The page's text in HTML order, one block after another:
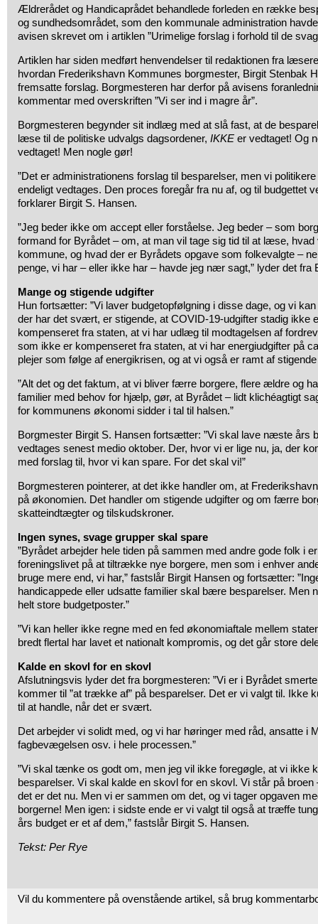
Ældrerådet og Handicaprådet behandlede forleden en række
og sundhedsområdet, som den kommunale administration
avisen skrevet om i artiklen ”Urimelige forslag i forhold til de
Artiklen har siden medført henvendelser til redaktionen fra
hvordan Frederikshavn Kommunes borgmester, Birgit Stenbak
fremsatte forslag. Borgmesteren har derfor på avisens
kommentar med overskriften ”Vi ser ind i magre år”.
Borgmesteren begynder sit indlæg med at slå fast, at de
læse til de politiske udvalgs dagsordener, IKKE er vedtaget! Og
vedtaget! Men nogle gør!
”Det er administrationens forslag til besparelser, men vi
endeligt vedtages. Den proces foregår fra nu af, og til budgettet
forklarer Birgit S. Hansen.
”Jeg beder ikke om accept eller forståelse. Jeg beder – som
formand for Byrådet – om, at man vil tage sig tid til at læse,
kommune, og hvad der er Byrådets opgave som folkevalgte –
penge, vi har – eller ikke har – havde jeg nær sagt,” lyder det fra
Mange og stigende udgifter
Hun fortsætter: ”Vi laver budgetopfølgning i disse dage, og vi
der har det svært, er stigende, at COVID-19-udgifter stadig ikke
kompenseret fra staten, at vi har udlæg til modtagelsen af
som ikke er kompenseret fra staten, at vi har energiudgifter på
plejer som følge af energikrisen, og at vi også er ramt af stigende
”Alt det og det faktum, at vi bliver færre borgere, flere ældre og
familier med behov for hjælp, gør, at Byrådet – lidt klichéagtigt
for kommunens økonomi sidder i tal til halsen.”
Borgmester Birgit S. Hansen fortsætter: ”Vi skal lave næste års
vedtages senest medio oktober. Der, hvor vi er lige nu, ja, der
med forslag til, hvor vi kan spare. For det skal vi!”
Borgmesteren pointerer, at det ikke handler om, at
på økonomien. Det handler om stigende udgifter og om færre
skatteindtægter og tilskudskroner.
Ingen synes, svage grupper skal spare
”Byrådet arbejder hele tiden på sammen med andre gode folk i
foreningslivet på at tiltrække nye borgere, men som i enhver
bruge mere end, vi har,” fastslår Birgit Hansen og fortsætter:
handicappede eller udsatte familier skal bære besparelser. Men
helt store budgetposter.”
”Vi kan heller ikke regne med en fed økonomiaftale mellem
bredt flertal har lavet et nationalt kompromis, og det går store
Kalde en skovl for en skovl
Afslutningsvis lyder det fra borgmesteren: ”Vi er i Byrådet
kommer til ”at trække af” på besparelser. Det er vi valgt til. Ikke
til at handle, når det er svært.
Det arbejder vi solidt med, og vi har høringer med råd, ansatte i
fagbevægelsen osv. i hele processen.”
”Vi skal tænke os godt om, men jeg vil ikke foregøgle, at vi ikke
besparelser. Vi skal kalde en skovl for en skovl. Vi står på
det er det nu. Men vi er sammen om det, og vi tager opgaven
borgerne! Men igen: i sidste ende er vi valgt til også at træffe
års budget er et af dem,” fastslår Birgit S. Hansen.
Tekst: Per Rye
Vil du kommentere på ovenstående artikel, så brug